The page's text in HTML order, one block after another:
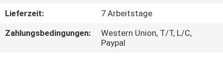
MIT
UNS
Lieferzeit:
7 Arbeitstage
Zahlungsbedingungen:
Western Union, T/T, L/C,
Paypal